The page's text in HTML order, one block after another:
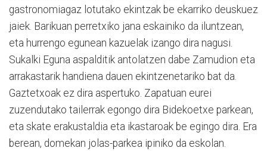
gastronomiagaz lotutako ekintzak be ekarriko deuskuez
jaiek. Barikuan perretxiko jana eskainiko da iluntzean,
eta hurrengo egunean kazuelak izango dira nagusi.
Sukalki Eguna aspalditik antolatzen dabe Zamudion eta
arrakastarik handiena dauen ekintzenetariko bat da.
Gaztetxoak ez dira aspertuko. Zapatuan eurei
zuzendutako tailerrak egongo dira Bidekoetxe parkean,
eta skate erakustaldia eta ikastaroak be egingo dira. Era
berean, domekan jolas-parkea ipiniko da eskolan.